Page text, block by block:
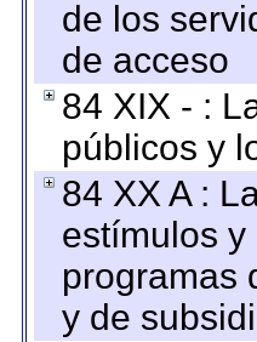
de los
de acceso
84 XIX - :
públicos y
84 XX A :
estímulos
programas
y de